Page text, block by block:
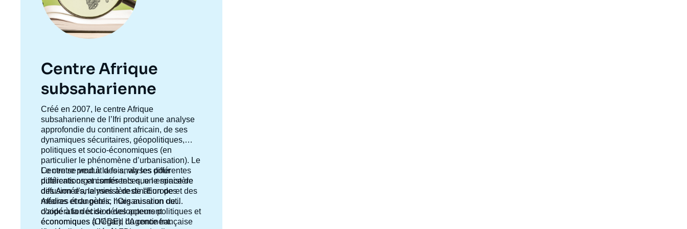
Centre Afrique
subsaharienne
Accroche
centre
Créé en 2007, le centre Afrique
subsaharienne de l’Ifri produit une analyse
approfondie du continent africain, de ses
dynamiques sécuritaires, géopolitiques,
politiques et socio-économiques (en
particulier le phénomène d’urbanisation). Le
Centre se veut à la fois,viales différentes
publications et conférences, un espace de
diffusion d’analyses à destination des
médias et du public mais aussi un outil
d'aide à la décision des acteurs politiques et
économiques à l'égard du continent.
Le centre produit des analyses pour
différents organismes tels que le ministère
des Armées, le ministère de l'Europe et des
Affaires étrangères, l’Organisation de
coopération et de développement
économiques (OCDE), l’Agence française